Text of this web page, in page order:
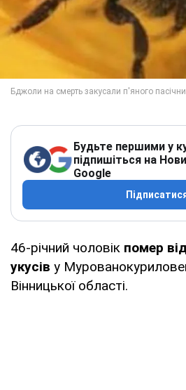
Будьте першими у
підпишіться на
Google
46-річний чоловік помер
укусів у
Вінницької області.